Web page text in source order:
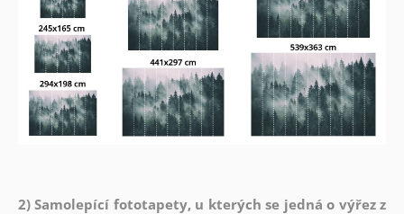
2) Samolepící fototapety, u kterých se jedná o výřez z